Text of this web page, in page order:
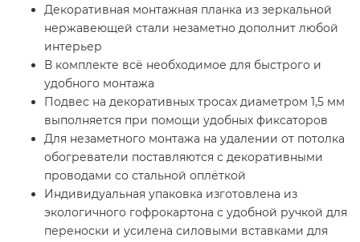
Декоративная монтажная планка из зеркальной
нержавеющей стали незаметно дополнит любой
интерьер
В комплекте всё необходимое для быстрого и
удобного монтажа
Подвес на декоративных тросах диаметром 1,5 мм
выполняется при помощи удобных фиксаторов
Для незаметного монтажа на удалении от потолка
обогреватели поставляются с декоративными
проводами со стальной оплёткой
Индивидуальная упаковка изготовлена из
экологичного гофрокартона с удобной ручкой для
переноски и усилена силовыми вставками для